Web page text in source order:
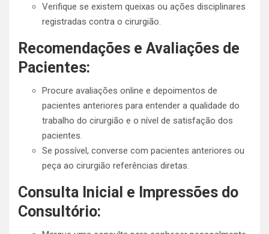
Verifique se existem queixas ou ações disciplinares
registradas contra o cirurgião.
Recomendações e Avaliações de
Pacientes:
Procure avaliações online e depoimentos de
pacientes anteriores para entender a qualidade do
trabalho do cirurgião e o nível de satisfação dos
pacientes.
Se possível, converse com pacientes anteriores ou
peça ao cirurgião referências diretas.
Consulta Inicial e Impressões do
Consultório: